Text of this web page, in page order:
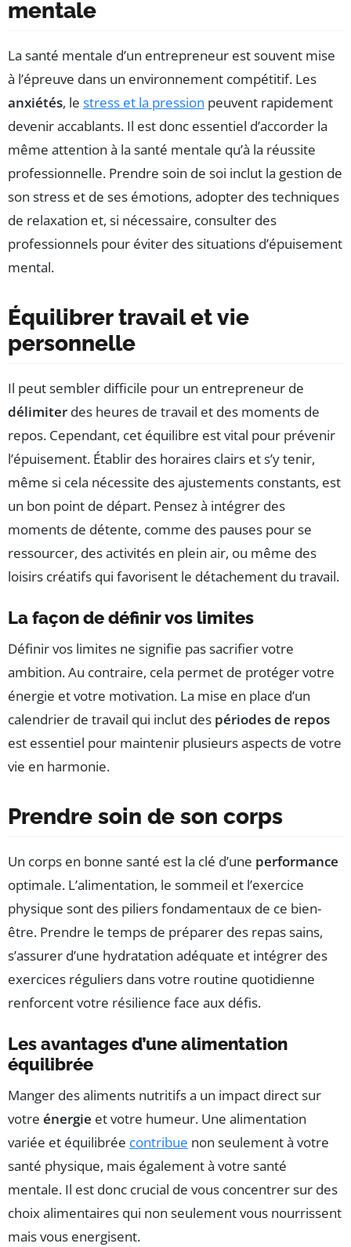
mentale
La santé mentale d’un entrepreneur est souvent mise
à l’épreuve dans un environnement compétitif. Les
anxiétés, le stress et la pression peuvent rapidement
devenir accablants. Il est donc essentiel d’accorder la
même attention à la santé mentale qu’à la réussite
professionnelle. Prendre soin de soi inclut la gestion de
son stress et de ses émotions, adopter des techniques
de relaxation et, si nécessaire, consulter des
professionnels pour éviter des situations d’épuisement
mental.
Équilibrer travail et vie
personnelle
Il peut sembler difficile pour un entrepreneur de
délimiter des heures de travail et des moments de
repos. Cependant, cet équilibre est vital pour prévenir
l’épuisement. Établir des horaires clairs et s’y tenir,
même si cela nécessite des ajustements constants, est
un bon point de départ. Pensez à intégrer des
moments de détente, comme des pauses pour se
ressourcer, des activités en plein air, ou même des
loisirs créatifs qui favorisent le détachement du travail.
La façon de définir vos limites
Définir vos limites ne signifie pas sacrifier votre
ambition. Au contraire, cela permet de protéger votre
énergie et votre motivation. La mise en place d’un
calendrier de travail qui inclut des périodes de repos
est essentiel pour maintenir plusieurs aspects de votre
vie en harmonie.
Prendre soin de son corps
Un corps en bonne santé est la clé d’une performance
optimale. L’alimentation, le sommeil et l’exercice
physique sont des piliers fondamentaux de ce bien-
être. Prendre le temps de préparer des repas sains,
s’assurer d’une hydratation adéquate et intégrer des
exercices réguliers dans votre routine quotidienne
renforcent votre résilience face aux défis.
Les avantages d’une alimentation
équilibrée
Manger des aliments nutritifs a un impact direct sur
votre énergie et votre humeur. Une alimentation
variée et équilibrée contribue non seulement à votre
santé physique, mais également à votre santé
mentale. Il est donc crucial de vous concentrer sur des
choix alimentaires qui non seulement vous nourrissent
mais vous energisent.